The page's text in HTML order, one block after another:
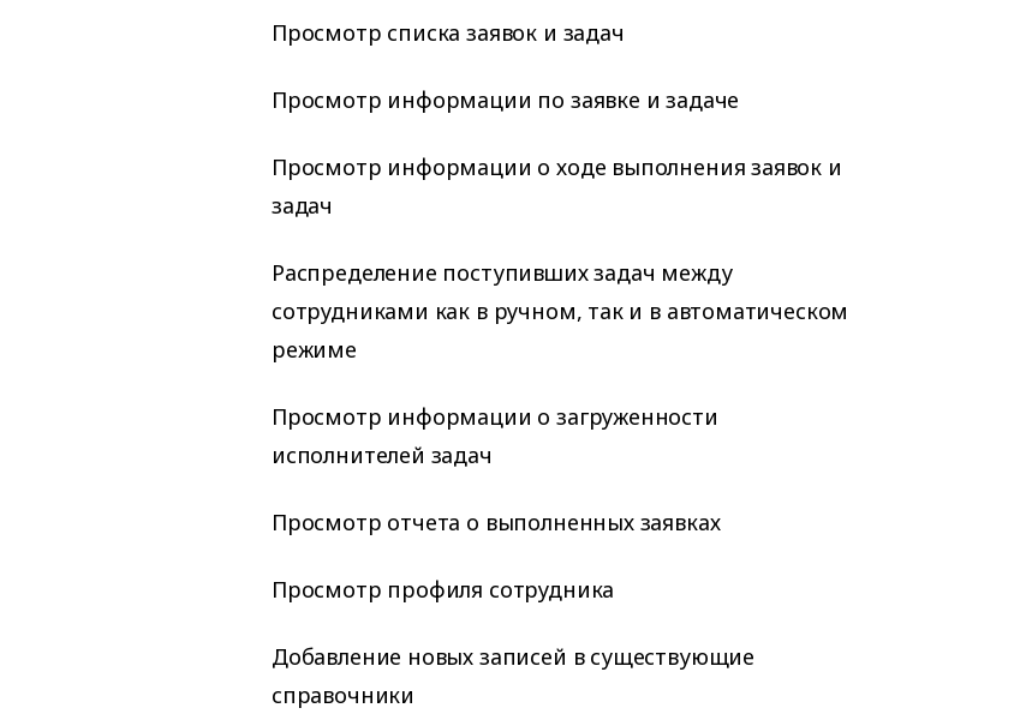
Просмотр списка заявок и задач
Просмотр информации по заявке и задаче
Просмотр информации о ходе выполнения заявок и
задач
Распределение поступивших задач между
сотрудниками как в ручном, так и в автоматическом
режиме
Просмотр информации о загруженности
исполнителей задач
Просмотр отчета о выполненных заявках
Просмотр профиля сотрудника
Добавление новых записей в существующие
справочники